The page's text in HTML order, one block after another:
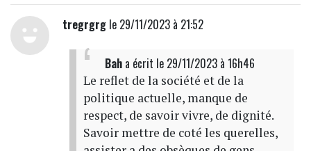
tregrgrgle 29/11/2023 à 21:52
Baha écrit le 29/11/2023 à 16h46
Le reflet de la société et de la
politique actuelle, manque de
respect, de savoir vivre, de dignité.
Savoir mettre de coté les querelles,